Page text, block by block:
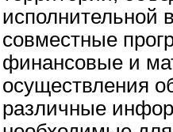
исполнительной
совместные
финансовые и
осуществления
различные